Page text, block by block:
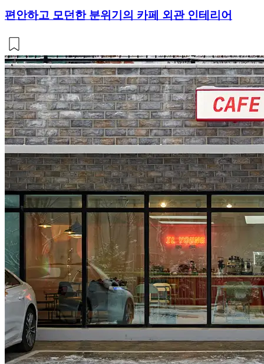
편안하고 모던한 분위기의 카페 외관 인테리어